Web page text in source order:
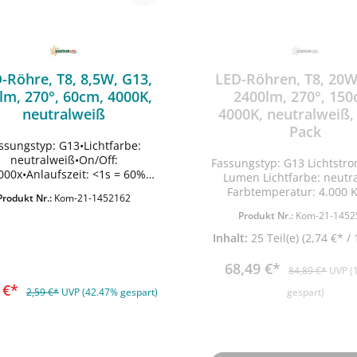
Röhre, T8, 8,5W, G13,
270°, 60cm, 4000K,
neutralweiß
G13•Lichtfarbe:
neutralweiß•On/Off:
<1s = 60%
-20 °C bis
mit hoher
Nr.: Kom-21-1452162
€* 2,59 €* UVP (42.47% gespart)
LED-Röhren, T8,
2400lm, 270°,
4000K, neutralweiß,
Pack
Fassungstyp: G13 Lichtstrom: 2.400
Lumen Lichtfarbe: neutralweiß
Farbtemperatur: 4.000
Leistungsaufnahme im
Zustand: 20,0 Watt Lebensdauer:
17.000 Stunden On/Off: 15.000x
Anlaufszeit: <1s = 60%
Farbwiedergabeindex:
Temperaturbereich: -20 °C
Millimeter Beschreibung der
Produkt Nr.: Kom-21-
Inhalt: 25 Teil(e) (2,74 €* /
68,49 €* 84,89 €* UVP
gespart)